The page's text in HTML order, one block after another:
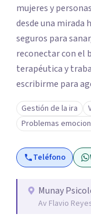
mujeres y
desde una mirada
seguros para
reconectar con el
terapéutica y
escribirme para
Gestión de la ira
Problemas
Teléfono
Munay
Av Flavio